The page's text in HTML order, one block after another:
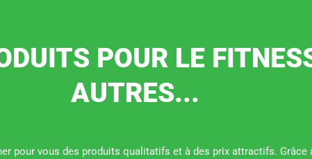
POUR LE
AUTRES...
pour vous des produits qualitatifs et à des prix attractifs. Grâce